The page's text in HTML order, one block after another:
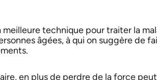
technique pour traiter la
âgées, à qui on suggère de
en plus de perdre de la force